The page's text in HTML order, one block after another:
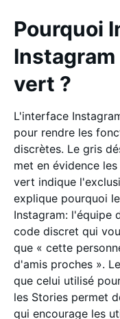
Pourquoi
vert ?
L'interface
pour rendre les
discrètes. Le gris
met en évidence
vert indique
explique pourquoi
Instagram: l'équipe
code discret qui
que « cette
d'amis proches ».
que celui utilisé
les Stories permet
qui encourage les